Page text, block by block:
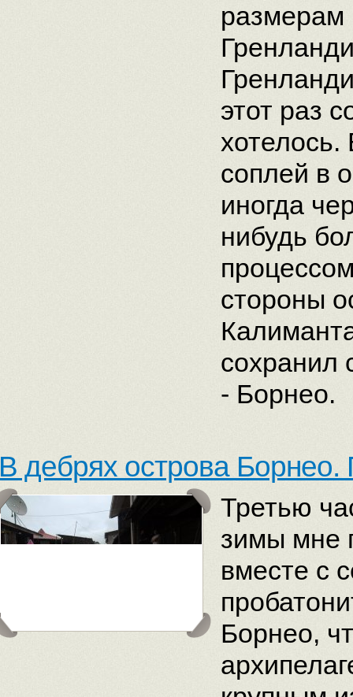
размерам
этот раз
соплей в
иногда
нибудь
стороны
сохранил
- Борнео.
дебрях острова
Третью
зимы мне
вместе с
Борнео,